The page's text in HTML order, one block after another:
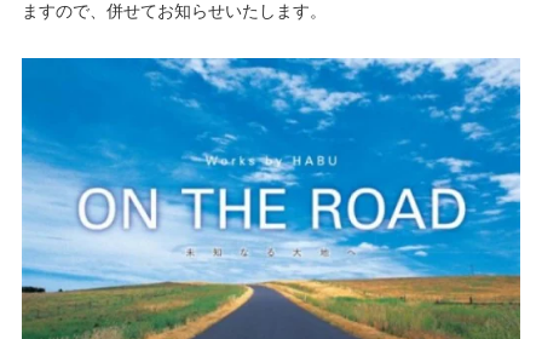
ますので、併せてお知らせいたします。